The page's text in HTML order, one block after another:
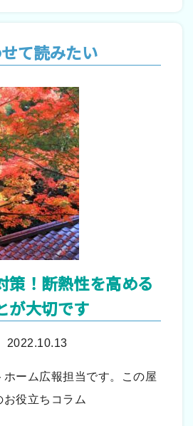
て読みたい
策！断熱性を高める
が大切です
2022.10.13
ーム広報担当です。この屋
お役立ちコラム